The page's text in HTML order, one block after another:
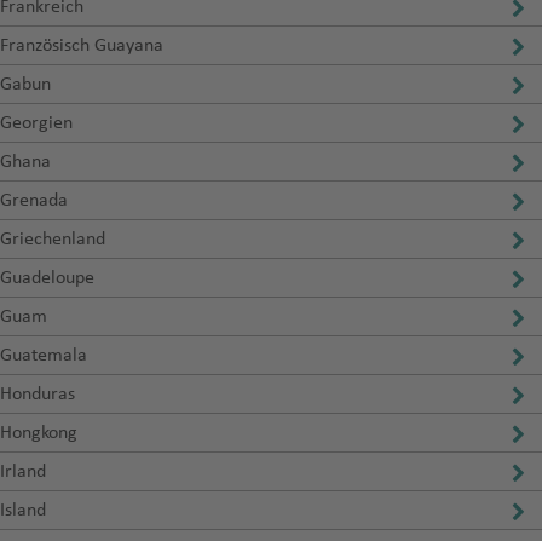
Frankreich
Französisch Guayana
Gabun
Georgien
Ghana
Grenada
Griechenland
Guadeloupe
Guam
Guatemala
Honduras
Hongkong
Irland
Island